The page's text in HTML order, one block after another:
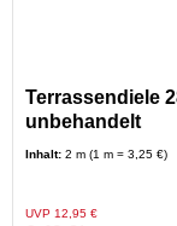
Terrassendiele
unbehandelt
Inhalt: 2 m (1 m = 3,25 €)
Preis reduziert von
UVP 12,95 €auf